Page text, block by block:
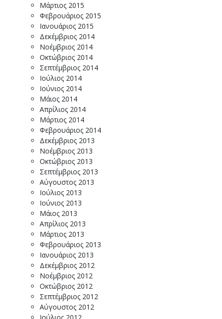
Μάρτιος 2015
Φεβρουάριος 2015
Ιανουάριος 2015
Δεκέμβριος 2014
Νοέμβριος 2014
Οκτώβριος 2014
Σεπτέμβριος 2014
Ιούλιος 2014
Ιούνιος 2014
Μάιος 2014
Απρίλιος 2014
Μάρτιος 2014
Φεβρουάριος 2014
Δεκέμβριος 2013
Νοέμβριος 2013
Οκτώβριος 2013
Σεπτέμβριος 2013
Αύγουστος 2013
Ιούλιος 2013
Ιούνιος 2013
Μάιος 2013
Απρίλιος 2013
Μάρτιος 2013
Φεβρουάριος 2013
Ιανουάριος 2013
Δεκέμβριος 2012
Νοέμβριος 2012
Οκτώβριος 2012
Σεπτέμβριος 2012
Αύγουστος 2012